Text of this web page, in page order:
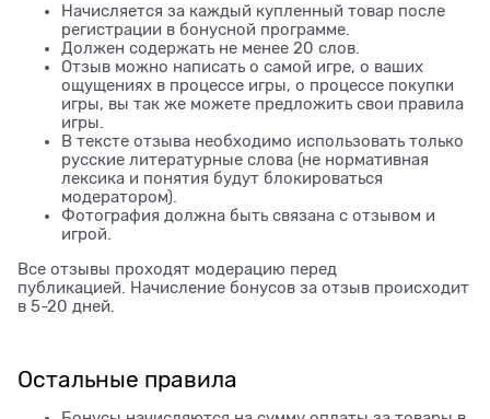
Начисляется за каждый купленный товар после
регистрации в бонусной программе.
Должен содержать не менее 20 слов.
Отзыв можно написать о самой игре, о ваших
ощущениях в процессе игры, о процессе покупки
игры, вы так же можете предложить свои правила
игры.
В тексте отзыва необходимо использовать только
русские литературные слова (не нормативная
лексика и понятия будут блокироваться
модератором).
Фотография должна быть связана с отзывом и
игрой.
Все отзывы проходят модерацию перед
публикацией. Начисление бонусов за отзыв происходит
в 5-20 дней.
Остальные правила